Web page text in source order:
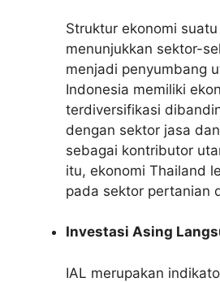
Struktur ekonomi
menunjukkan sektor-
menjadi penyumbang
Indonesia memiliki
terdiversifikasi
dengan sektor jasa
sebagai kontributor
itu, ekonomi Thailand
pada sektor pertanian
Investasi Asing
IAL merupakan